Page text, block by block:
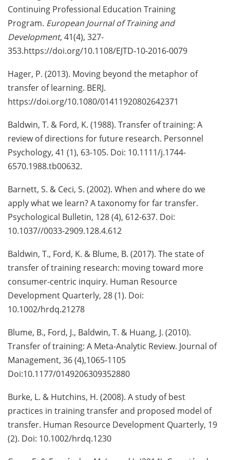
Continuing Professional Education Training
Program. European Journal of Training and
Development, 41(4), 327-
353.https://doi.org/10.1108/EJTD-10-2016-0079
Hager, P. (2013). Moving beyond the metaphor of
transfer of learning. BERJ.
https://doi.org/10.1080/01411920802642371
Baldwin, T. & Ford, K. (1988). Transfer of training: A
review of directions for future research. Personnel
Psychology, 41 (1), 63-105. Doi: 10.1111/j.1744-
6570.1988.tb00632.
Barnett, S. & Ceci, S. (2002). When and where do we
apply what we learn? A taxonomy for far transfer.
Psychological Bulletin, 128 (4), 612-637. Doi:
10.1037//0033-2909.128.4.612
Baldwin, T., Ford, K. & Blume, B. (2017). The state of
transfer of training research: moving toward more
consumer-centric inquiry. Human Resource
Development Quarterly, 28 (1). Doi:
10.1002/hrdq.21278
Blume, B., Ford, J., Baldwin, T. & Huang, J. (2010).
Transfer of training: A Meta-Analytic Review. Journal of
Management, 36 (4),1065-1105
Doi:10.1177/0149206309352880
Burke, L. & Hutchins, H. (2008). A study of best
practices in training transfer and proposed model of
transfer. Human Resource Development Quarterly, 19
(2). Doi: 10.1002/hrdq.1230